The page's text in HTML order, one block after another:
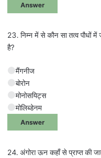
Answer
23. निम्न में से कौन सा तत्व पौधों
है?
मैंगनीज
बोरोन
मोनोसयिट्स
मोलिब्डेनम
Answer
24. अंगोरा ऊन कहाँ से प्राप्त की